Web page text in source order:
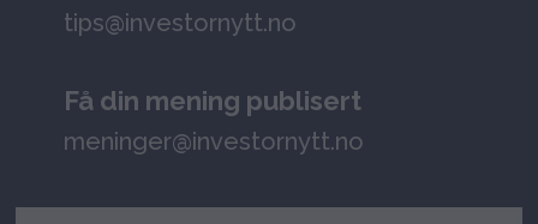
tips@investornytt.no
Få din mening publisert
meninger@investornytt.no